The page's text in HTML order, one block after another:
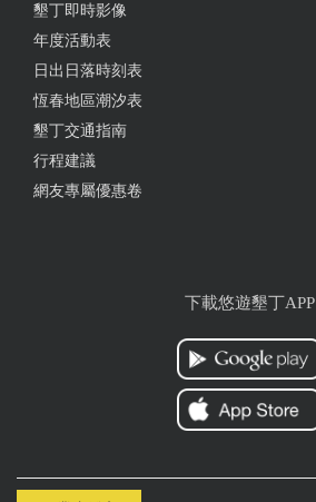
墾丁即時影像
年度活動表
日出日落時刻表
恆春地區潮汐表
墾丁交通指南
行程建議
網友專屬優惠卷
下載悠遊墾丁APP